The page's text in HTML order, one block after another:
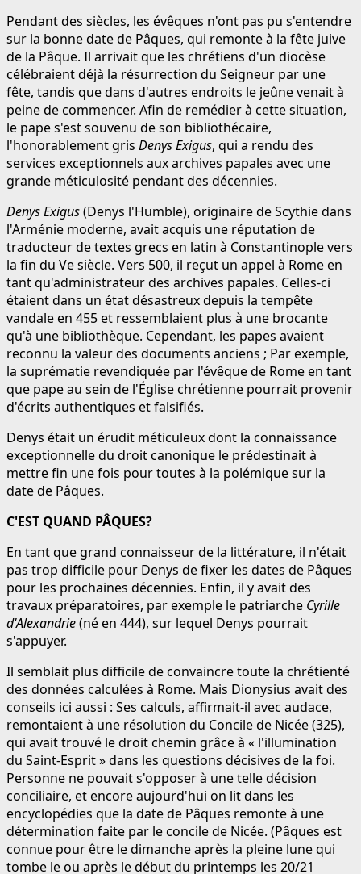
Pendant des siècles, les évêques n'ont pas pu s'entendre
sur la bonne date de Pâques, qui remonte à la fête juive
de la Pâque. Il arrivait que les chrétiens d'un diocèse
célébraient déjà la résurrection du Seigneur par une
fête, tandis que dans d'autres endroits le jeûne venait à
peine de commencer. Afin de remédier à cette situation,
le pape s'est souvenu de son bibliothécaire,
l'honorablement gris Denys Exigus, qui a rendu des
services exceptionnels aux archives papales avec une
grande méticulosité pendant des décennies.
Denys Exigus(Denys l'Humble), originaire de Scythie dans
l'Arménie moderne, avait acquis une réputation de
traducteur de textes grecs en latin à Constantinople vers
la fin du Ve siècle. Vers 500, il reçut un appel à Rome en
tant qu'administrateur des archives papales. Celles-ci
étaient dans un état désastreux depuis la tempête
vandale en 455 et ressemblaient plus à une brocante
qu'à une bibliothèque. Cependant, les papes avaient
reconnu la valeur des documents anciens ; Par exemple,
la suprématie revendiquée par l'évêque de Rome en tant
que pape au sein de l'Église chrétienne pourrait provenir
d'écrits authentiques et falsifiés.
Denys était un érudit méticuleux dont la connaissance
exceptionnelle du droit canonique le prédestinait à
mettre fin une fois pour toutes à la polémique sur la
date de Pâques.
C'EST QUAND PÂQUES?
En tant que grand connaisseur de la littérature, il n'était
pas trop difficile pour Denys de fixer les dates de Pâques
pour les prochaines décennies. Enfin, il y avait des
travaux préparatoires, par exemple le patriarche Cyrille
d'Alexandrie(né en 444), sur lequel Denys pourrait
s'appuyer.
Il semblait plus difficile de convaincre toute la chrétienté
des données calculées à Rome. Mais Dionysius avait des
conseils ici aussi : Ses calculs, affirmait-il avec audace,
remontaient à une résolution du Concile de Nicée (325),
qui avait trouvé le droit chemin grâce à « l'illumination
du Saint-Esprit » dans les questions décisives de la foi.
Personne ne pouvait s'opposer à une telle décision
conciliaire, et encore aujourd'hui on lit dans les
encyclopédies que la date de Pâques remonte à une
détermination faite par le concile de Nicée. (Pâques est
connue pour être le dimanche après la pleine lune qui
tombe le ou après le début du printemps les 20/21